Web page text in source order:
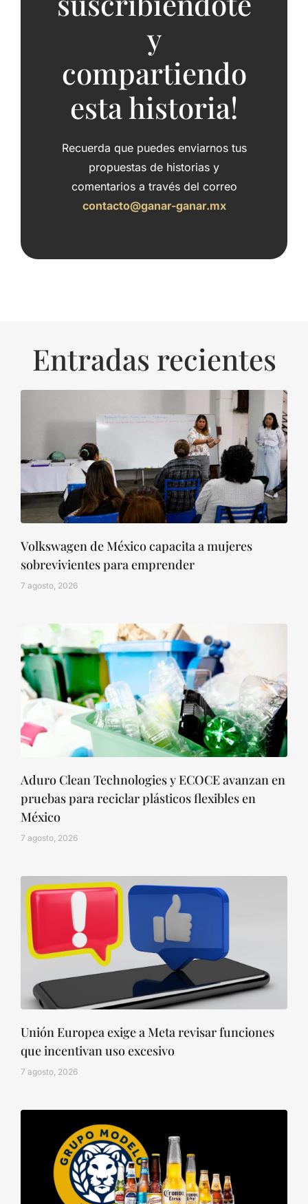
y
compartiendo
esta historia!
Recuerda que puedes enviarnos tus
propuestas de historias y
comentarios a través del correo
contacto@ganar-ganar.mx
Entradas recientes
Volkswagen de México capacita a mujeres
sobrevivientes para emprender
7 agosto, 2026
Aduro Clean Technologies y ECOCE avanzan en
pruebas para reciclar plásticos flexibles en
México
7 agosto, 2026
Unión Europea exige a Meta revisar funciones
que incentivan uso excesivo
7 agosto, 2026